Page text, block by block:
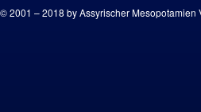
© 2001 – 2018 by Assyrischer Mesopotamien